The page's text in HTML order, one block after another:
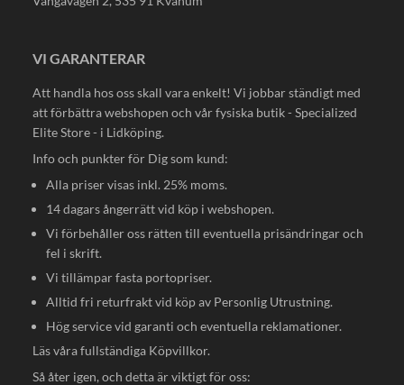
VI GARANTERAR
Att handla hos oss skall vara enkelt! Vi jobbar ständigt med
att förbättra webshopen och vår fysiska butik - Specialized
Elite Store - i Lidköping.
Info och punkter för Dig som kund:
Alla priser visas inkl. 25% moms.
14 dagars ångerrätt vid köp i webshopen.
Vi förbehåller oss rätten till eventuella prisändringar och
fel i skrift.
Vi tillämpar fasta portopriser.
Alltid fri returfrakt vid köp av Personlig Utrustning.
Hög service vid garanti och eventuella reklamationer.
Läs våra fullständiga Köpvillkor.
Så åter igen, och detta är viktigt för oss: